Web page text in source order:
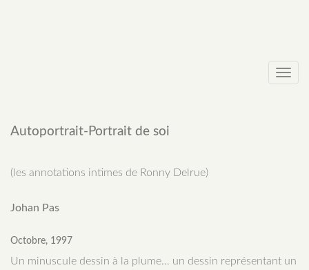
Autoportrait-Portrait de soi
(les annotations intimes de Ronny Delrue)
Johan Pas
Octobre, 1997
Un minuscule dessin à la plume… un dessin représentant un